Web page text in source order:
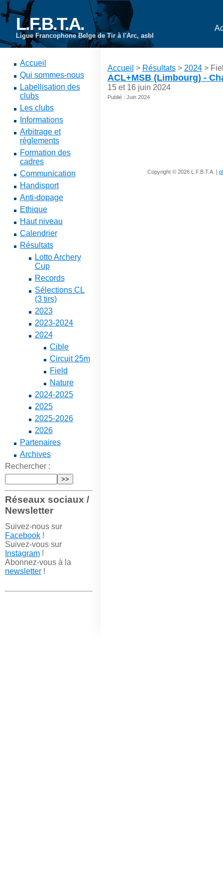
L.F.B.T.A.
Ligue Francophone Belge de Tir à l'Arc, asbl
Accueil
Qui sommes-nous
Labellisation des
clubs
Les clubs
Informations
Arbitrage et
règlements
Formation des
cadres
Communication
Handisport
Anti-dopage
Ethique
Haut niveau
Calendrier
Résultats
Lotto Archery
Cup
Records
Sélections CL
(3 tirs)
2023
2023-2024
2024
Cible
Circuit 25m
Field
Nature
2024-2025
2025
2025-2026
2026
Partenaires
Archives
Rechercher :
Réseaux sociaux /
Newsletter
Suivez-nous sur
Facebook!
Suivez-vous sur
Instagram!
Abonnez-vous à la
newsletter!
Accueil > Résultats> 2024>
ACL+MSB (Limbourg) -
15 et 16 juin 2024
Publié : Juin 2024
Copyright © 2026 L.F.B.T.A. |